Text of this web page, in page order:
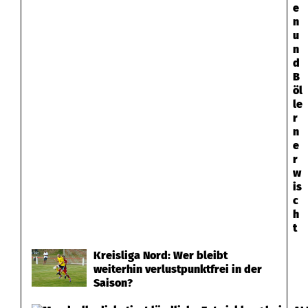
e
n
u
n
d
B
öl
le
r
n
e
r
w
is
c
h
t
Kreisliga Nord: Wer bleibt
weiterhin verlustpunktfrei in der
Saison?